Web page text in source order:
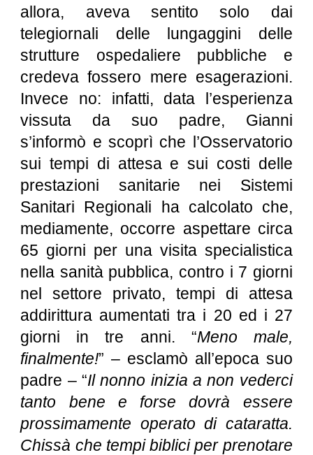
allora, aveva sentito solo dai
telegiornali delle lungaggini delle
strutture ospedaliere pubbliche e
credeva fossero mere esagerazioni.
Invece no: infatti, data l’esperienza
vissuta da suo padre, Gianni
s’informò e scoprì che l’Osservatorio
sui tempi di attesa e sui costi delle
prestazioni sanitarie nei Sistemi
Sanitari Regionali ha calcolato che,
mediamente, occorre aspettare circa
65 giorni per una visita specialistica
nella sanità pubblica, contro i 7 giorni
nel settore privato, tempi di attesa
addirittura aumentati tra i 20 ed i 27
giorni in tre anni. “Meno male,
finalmente!” – esclamò all’epoca suo
padre – “Il nonno inizia a non vederci
tanto bene e forse dovrà essere
prossimamente operato di cataratta.
Chissà che tempi biblici per prenotare